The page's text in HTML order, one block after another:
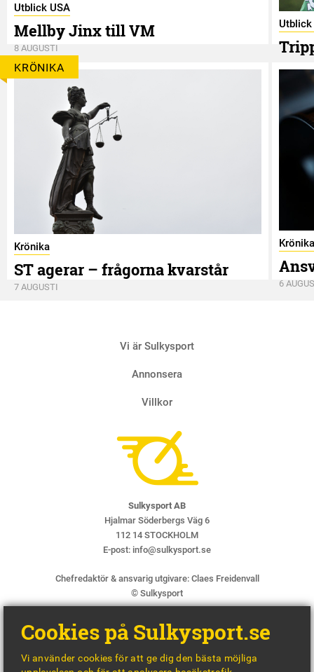
Utblick USA
Mellby Jinx till VM
8 AUGUSTI
Utblick
KRÖNIKA
Krönika
ST agerar – frågorna kvarstår
7 AUGUSTI
Krönika
6
Vi är Sulkysport
Annonsera
Villkor
Sulkysport AB
Hjalmar Söderbergs Väg 6
112 14 STOCKHOLM
E-post: info@sulkysport.se
Chefredaktör & ansvarig utgivare: Claes Freidenvall
© Sulkysport
Cookies på Sulkysport.se
Vi använder cookies för att ge dig den bästa möjliga